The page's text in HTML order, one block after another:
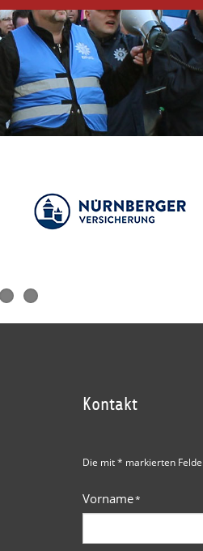
Kontakt
Die mit * markierten
Vorname*